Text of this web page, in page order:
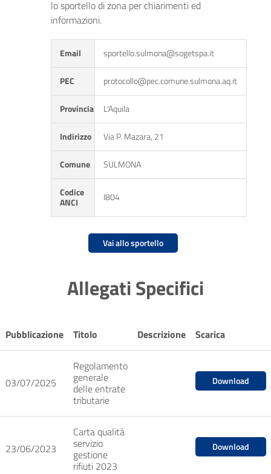
lo sportello di zona per chiarimenti ed
informazioni.
Email sportello.sulmona@sogetspa.it
PEC protocollo@pec.comune.sulmona.aq.it
Provincia L'Aquila
Indirizzo Via P. Mazara, 21
Comune SULMONA
Codice
ANCI I804
Vai allo sportello
Allegati Specifici
Pubblicazione Titolo Descrizione Scarica
03/07/2025
Regolamento
generale
delle entrate
tributarie
Download
23/06/2023
Carta qualità
servizio
gestione
rifiuti 2023
Download